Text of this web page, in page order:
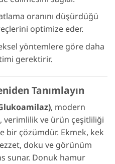
oranını düşürdüğü
optimize eder.
yöntemlere göre daha
gerektirir.
Tanımlayın
, modern
verimlilik ve ürün çeşitliliği
bir çözümdür. Ekmek, kek
doku ve görünüm
sunar. Donuk hamur